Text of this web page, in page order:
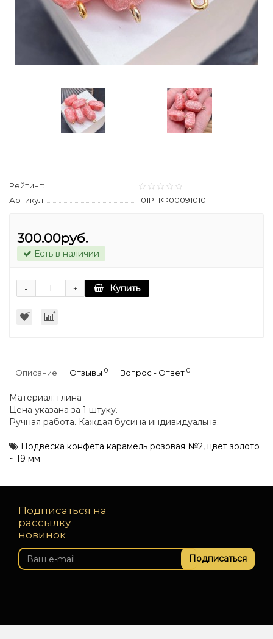
Рейтинг:
Артикул:
101РПФ00091010
300.00руб.
Есть в наличии
+
- Купить
Описание Отзывы 0 Вопрос - Ответ 0
Материал: глина
Цена указана за 1 штуку.
Ручная работа. Каждая бусина индивидуальна.
Подвеска конфета карамель розовая №2, цвет золото
~ 19 мм
Подписаться на
рассылку
новинок
Подписаться